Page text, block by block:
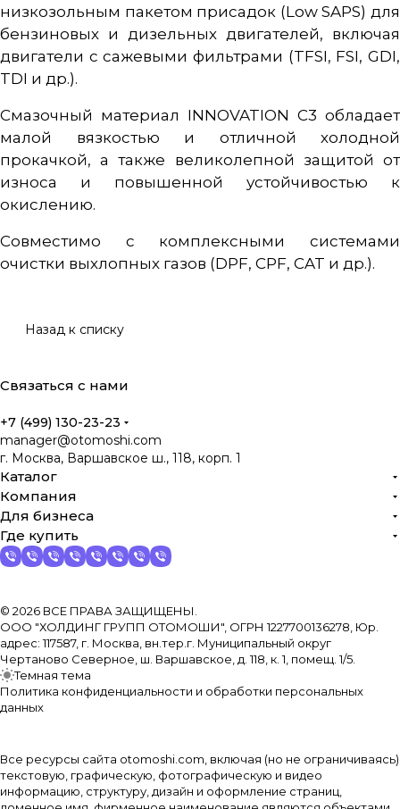
низкозольным пакетом присадок (Low SAPS) для
бензиновых и дизельных двигателей, включая
двигатели с сажевыми фильтрами (TFSI, FSI, GDI,
TDI и др.).
Смазочный материал INNOVATION С3 обладает
малой вязкостью и отличной холодной
прокачкой, а также великолепной защитой от
износа и повышенной устойчивостью к
окислению.
Совместимо с комплексными системами
очистки выхлопных газов (DPF, CPF, CAT и др.).
Назад к списку
Связаться с нами
+7 (499) 130-23-23
manager@otomoshi.com
г. Москва, Варшавское ш., 118, корп. 1
Каталог
Компания
Для бизнеса
Где купить
© 2026 ВСЕ ПРАВА ЗАЩИЩЕНЫ.
ООО "ХОЛДИНГ ГРУПП ОТОМОШИ", ОГРН 1227700136278, Юр.
адрес: 117587, г. Москва, вн.тер.г. Муниципальный округ
Чертаново Северное, ш. Варшавское, д. 118, к. 1, помещ. 1/5.
Темная тема
Политика конфиденциальности и обработки персональных
данных
Все ресурсы сайта otomoshi.com, включая (но не ограничиваясь)
текстовую, графическую, фотографическую и видео
информацию, структуру, дизайн и оформление страниц,